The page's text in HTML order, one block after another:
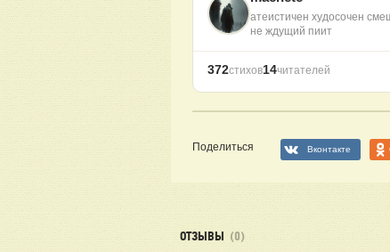
атеистичен худосочен
не ждущий пиит
372стихов14читателей
Поделиться Вконтакте
ОТЗЫВЫ (0)